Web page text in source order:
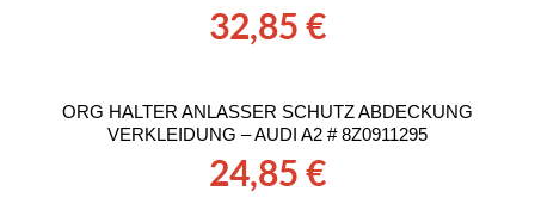
32,85€
ORG HALTER ANLASSER SCHUTZ ABDECKUNG
VERKLEIDUNG – AUDI A2 # 8Z0911295
24,85€